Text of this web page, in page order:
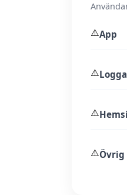
⚠️App
⚠️
⚠️
⚠️Övrig